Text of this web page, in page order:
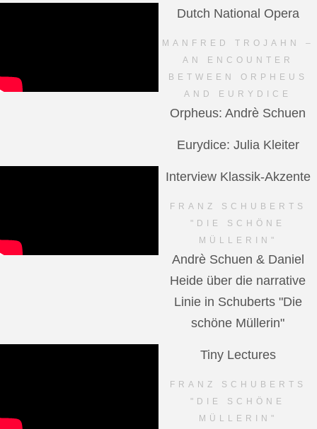
Dutch National Opera
MANFRED TROJAHN –
AN ENCOUNTER
BETWEEN ORPHEUS
AND EURYDICE
Orpheus: Andrè Schuen
Eurydice: Julia Kleiter
Interview Klassik-Akzente
FRANZ SCHUBERTS
"DIE SCHÖNE
MÜLLERIN"
Andrè Schuen & Daniel
Heide über die narrative
Linie in Schuberts "Die
schöne Müllerin"
Tiny Lectures
FRANZ SCHUBERTS
"DIE SCHÖNE
MÜLLERIN"